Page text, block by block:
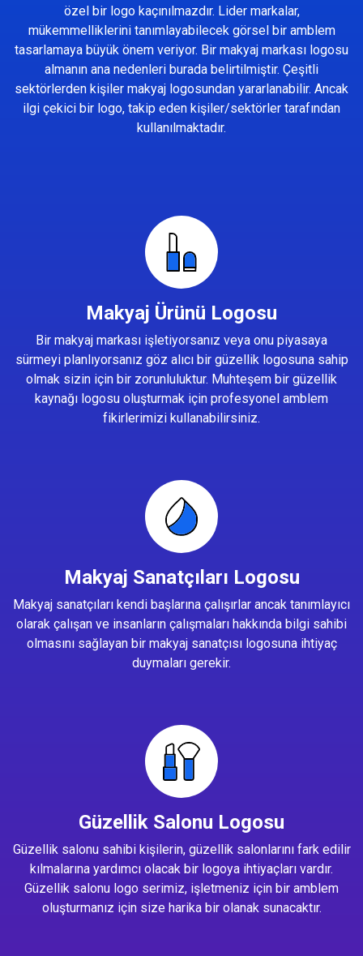
özel bir logo kaçınılmazdır. Lider markalar,
mükemmelliklerini tanımlayabilecek görsel bir amblem
tasarlamaya büyük önem veriyor. Bir makyaj markası logosu
almanın ana nedenleri burada belirtilmiştir. Çeşitli
sektörlerden kişiler makyaj logosundan yararlanabilir. Ancak
ilgi çekici bir logo, takip eden kişiler/sektörler tarafından
kullanılmaktadır.
Makyaj Ürünü Logosu
Bir makyaj markası işletiyorsanız veya onu piyasaya
sürmeyi planlıyorsanız göz alıcı bir güzellik logosuna sahip
olmak sizin için bir zorunluluktur. Muhteşem bir güzellik
kaynağı logosu oluşturmak için profesyonel amblem
fikirlerimizi kullanabilirsiniz.
Makyaj Sanatçıları Logosu
Makyaj sanatçıları kendi başlarına çalışırlar ancak tanımlayıcı
olarak çalışan ve insanların çalışmaları hakkında bilgi sahibi
olmasını sağlayan bir makyaj sanatçısı logosuna ihtiyaç
duymaları gerekir.
Güzellik Salonu Logosu
Güzellik salonu sahibi kişilerin, güzellik salonlarını fark edilir
kılmalarına yardımcı olacak bir logoya ihtiyaçları vardır.
Güzellik salonu logo serimiz, işletmeniz için bir amblem
oluşturmanız için size harika bir olanak sunacaktır.